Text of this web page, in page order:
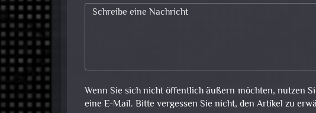
Wenn Sie sich nicht öffentlich äußern möchten, nutzen
eine E-Mail. Bitte vergessen Sie nicht, den Artikel zu